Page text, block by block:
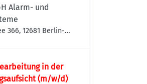
Alarm- und
366, 12681 Berlin-
in der
(m/w/d)